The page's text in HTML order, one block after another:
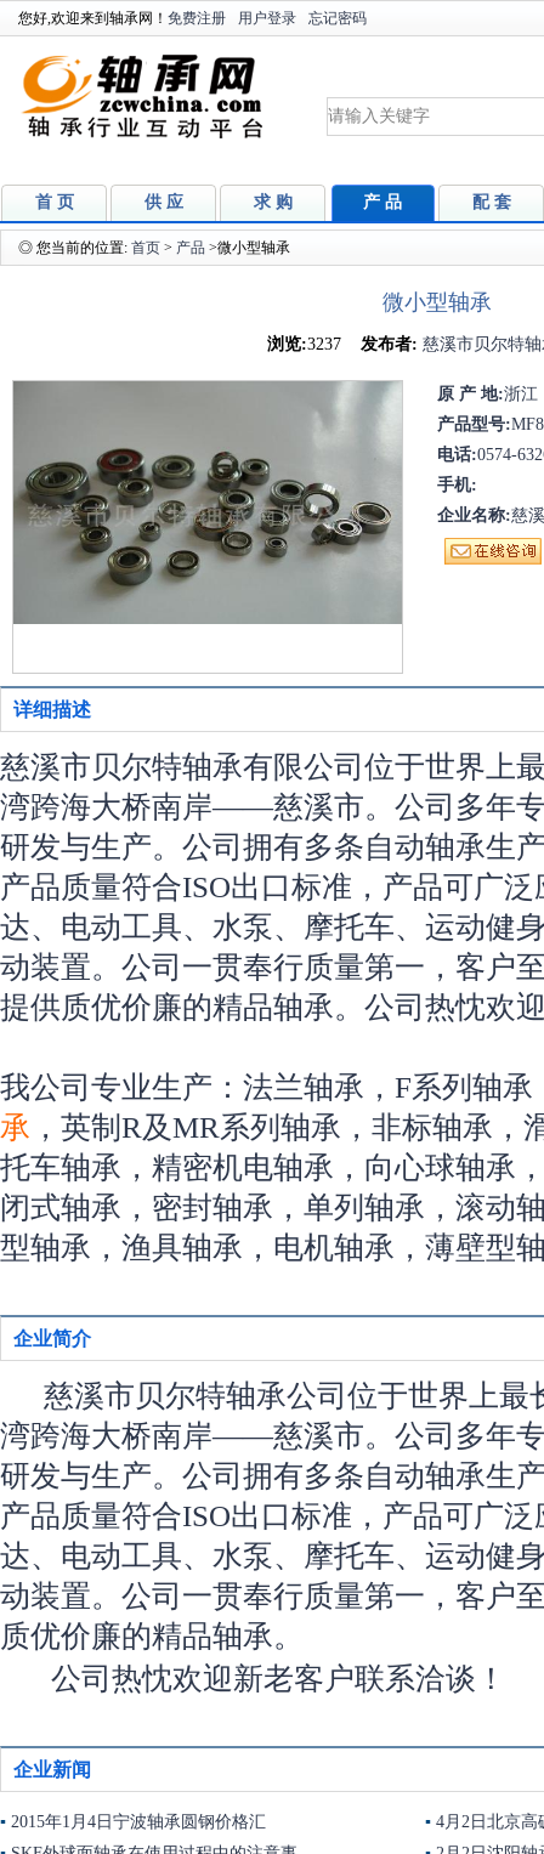
您好,欢迎来到轴承网！ 免费注册 用户登录 忘记密码
首 页 供 应 求 购 产 品 配 套
◎ 您当前的位置: 首页 > 产品 >微小型轴承
微小型轴承
浏览:3237 发布者: 慈溪市贝尔特
原 产 地:浙江
产品型号:
电话:0574-
手机:
企业名称:慈
详细描述
慈溪市贝尔特轴承有限公司位于世界
湾跨海大桥南岸——慈溪市。公司多年
研发与生产。公司拥有多条自动轴承生
产品质量符合ISO出口标准，产品可广
达、电动工具、水泵、摩托车、运动健
动装置。公司一贯奉行质量第一，客户
提供质优价廉的精品轴承。公司热忱欢
我公司专业生产：法兰轴承，F系列轴承
承 ，英制R及MR系列轴承，非标轴承，
托车轴承，精密机电轴承，向心球轴承
闭式轴承，密封轴承，单列轴承，滚动
型轴承，渔具轴承，电机轴承，薄壁型
企业简介
慈溪市贝尔特轴承公司位于世界上
湾跨海大桥南岸——慈溪市。公司多年
研发与生产。公司拥有多条自动轴承生
产品质量符合ISO出口标准，产品可广
达、电动工具、水泵、摩托车、运动健
动装置。公司一贯奉行质量第一，客户
质优价廉的精品轴承。
公司热忱欢迎新老客户联系洽谈！
企业新闻
▪ 2015年1月4日宁波轴承圆钢价格汇 ▪ 4月2日北京